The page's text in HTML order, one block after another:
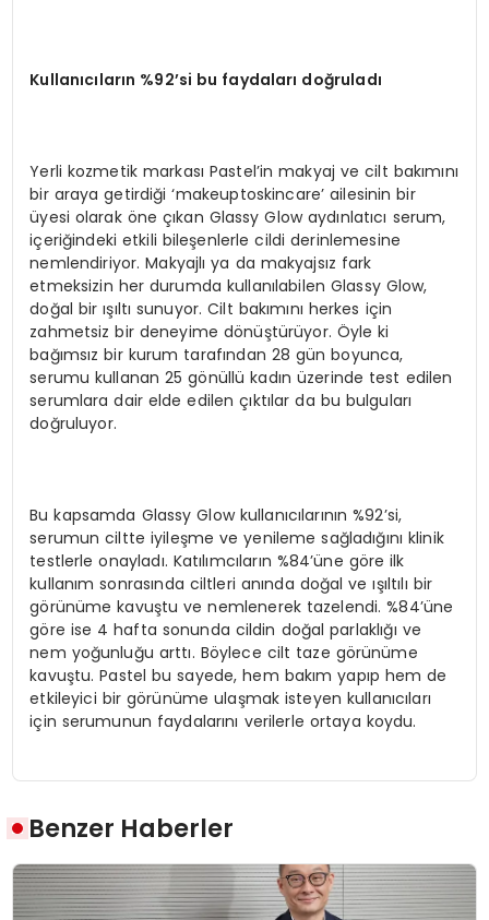
Kullanıcıların %92’si bu faydaları doğruladı
Yerli kozmetik markası Pastel’in makyaj ve cilt bakımını
bir araya getirdiği ‘makeuptoskincare’ ailesinin bir
üyesi olarak öne çıkan Glassy Glow aydınlatıcı serum,
içeriğindeki etkili bileşenlerle cildi derinlemesine
nemlendiriyor. Makyajlı ya da makyajsız fark
etmeksizin her durumda kullanılabilen Glassy Glow,
doğal bir ışıltı sunuyor. Cilt bakımını herkes için
zahmetsiz bir deneyime dönüştürüyor. Öyle ki
bağımsız bir kurum tarafından 28 gün boyunca,
serumu kullanan 25 gönüllü kadın üzerinde test edilen
serumlara dair elde edilen çıktılar da bu bulguları
doğruluyor.
Bu kapsamda Glassy Glow kullanıcılarının %92’si,
serumun ciltte iyileşme ve yenileme sağladığını klinik
testlerle onayladı. Katılımcıların %84’üne göre ilk
kullanım sonrasında ciltleri anında doğal ve ışıltılı bir
görünüme kavuştu ve nemlenerek tazelendi. %84’üne
göre ise 4 hafta sonunda cildin doğal parlaklığı ve
nem yoğunluğu arttı. Böylece cilt taze görünüme
kavuştu. Pastel bu sayede, hem bakım yapıp hem de
etkileyici bir görünüme ulaşmak isteyen kullanıcıları
için serumunun faydalarını verilerle ortaya koydu.
Benzer Haberler